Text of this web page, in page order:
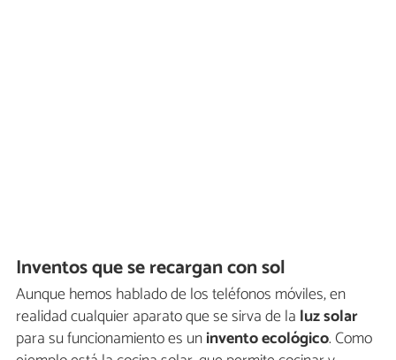
Inventos que se recargan con sol
Aunque hemos hablado de los teléfonos móviles, en
realidad cualquier aparato que se sirva de la luz solar
para su funcionamiento es uninvento ecológico. Como